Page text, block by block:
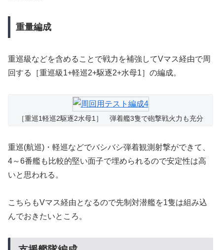
重量編成
重巡級などを含めることで戦力を補強してVマス経由で周
回する［重巡級1+軽巡2+駆逐2+水母1］の編成。
［重巡1軽巡2駆逐2水母1］ 弾着艦3隻で砲撃戦火力も充分
重巡(航巡)・軽巡などでバシバシ弾着観測射撃ができて、
4～6番艦も比較的堅い面子で埋められるので安定性は高
いと思われる。
こちらもVマス経由となるので先制対潜艦を1隻は組み込
んでおきたいところ。